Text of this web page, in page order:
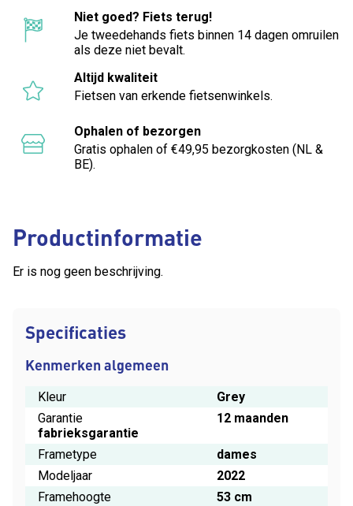
Productinformatie
Er is nog geen beschrijving.
Specificaties
Kenmerken algemeen
Kleur
Grey
Garantie
12 maanden
fabrieksgarantie
Frametype
dames
Modeljaar
2022
Framehoogte
53 cm
Niet goed? Fiets terug!
Je tweedehands fiets binnen 14 dagen omruilen
als deze niet bevalt.
Altijd kwaliteit
Fietsen van erkende fietsenwinkels.
Ophalen of bezorgen
Gratis ophalen of €49,95 bezorgkosten (NL &
BE).